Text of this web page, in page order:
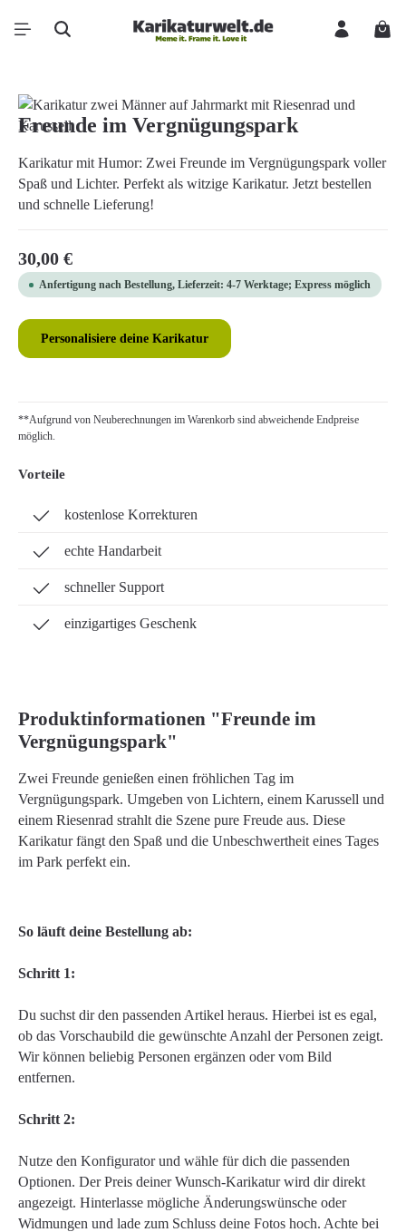
Zum Hauptinhalt springen
Bildergalerie überspringen
Freunde im Vergnügungspark
Karikatur mit Humor: Zwei Freunde im Vergnügungspark voller
Spaß und Lichter. Perfekt als witzige Karikatur. Jetzt bestellen
und schnelle Lieferung!
Regulärer Preis:
30,00 €
Anfertigung nach Bestellung, Lieferzeit: 4-7 Werktage; Express möglich
Personalisiere deine Karikatur
**Aufgrund von Neuberechnungen im Warenkorb sind abweichende Endpreise
möglich.
Vorteile
kostenlose Korrekturen
echte Handarbeit
schneller Support
einzigartiges Geschenk
Produktinformationen "Freunde im
Vergnügungspark"
Zwei Freunde genießen einen fröhlichen Tag im
Vergnügungspark. Umgeben von Lichtern, einem Karussell und
einem Riesenrad strahlt die Szene pure Freude aus. Diese
Karikatur fängt den Spaß und die Unbeschwertheit eines Tages
im Park perfekt ein.
So läuft deine Bestellung ab:
Schritt 1:
Du suchst dir den passenden Artikel heraus. Hierbei ist es egal,
ob das Vorschaubild die gewünschte Anzahl der Personen zeigt.
Wir können beliebig Personen ergänzen oder vom Bild
entfernen.
Schritt 2:
Nutze den Konfigurator und wähle für dich die passenden
Optionen. Der Preis deiner Wunsch-Karikatur wird dir direkt
angezeigt. Hinterlasse mögliche Änderungswünsche oder
Widmungen und lade zum Schluss deine Fotos hoch. Achte bei